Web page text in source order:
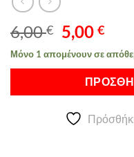
6,00€ Original
price
was:
6,00 €.
5,00€Η
Μόνο 1 απομένουν σε